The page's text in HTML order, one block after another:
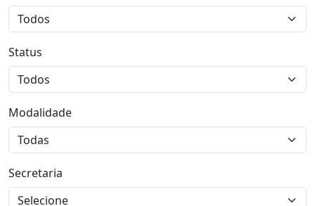
Status
Modalidade
Secretaria